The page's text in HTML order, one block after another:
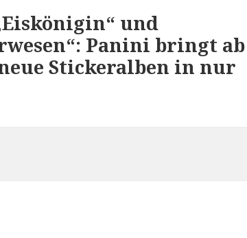
und
Panini bringt ab
Stickeralben in nur